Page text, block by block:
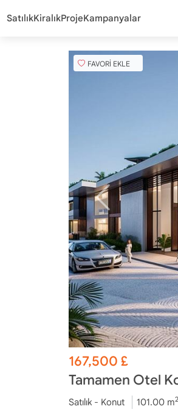
SatılıkKiralıkProjeKampanyalar
FAVORİ EKLE
167,500£
Tamamen Otel
Satılık - Konut 101.00 m2